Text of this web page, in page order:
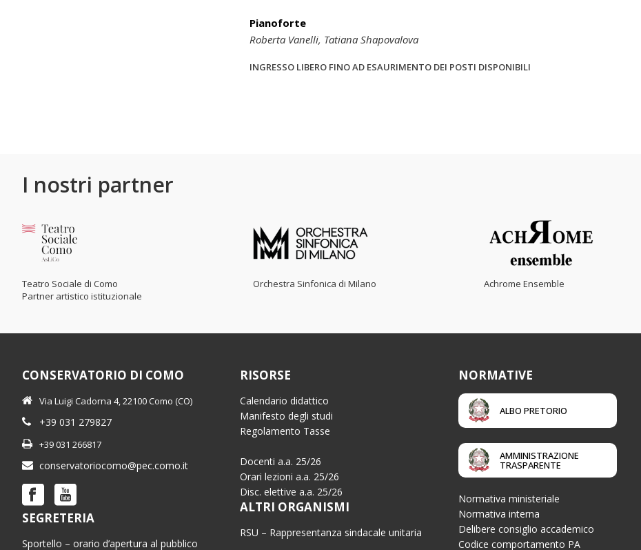
Pianoforte
Roberta Vanelli, Tatiana Shapovalova
INGRESSO LIBERO FINO AD ESAURIMENTO DEI POSTI DISPONIBILI
I nostri partner
Teatro Sociale di Como
Partner artistico istituzionale
Orchestra Sinfonica di Milano Achrome Ensemble
CONSERVATORIO DI COMO
Via Luigi Cadorna 4, 22100 Como (CO)
+39 031 279827
+39 031 266817
conservatoriocomo@pec.como.it
SEGRETERIA
Sportello – orario d’apertura al pubblico
RISORSE
Calendario didattico
Manifesto degli studi
Regolamento Tasse
Docenti a.a. 25/26
Orari lezioni a.a. 25/26
Disc. elettive a.a. 25/26
ALTRI ORGANISMI
RSU – Rappresentanza sindacale unitaria
NORMATIVE
ALBO PRETORIO
AMMINISTRAZIONE
TRASPARENTE
Normativa ministeriale
Normativa interna
Delibere consiglio accademico
Codice comportamento PA